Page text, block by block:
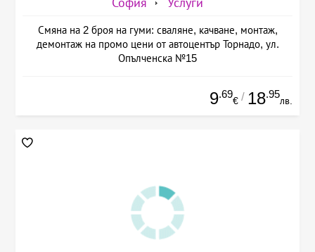
София Услуги
Смяна на 2 броя на гуми: сваляне, качване, монтаж,
демонтаж на промо цени от автоцентър Торнадо, ул.
Опълченска №15
9.69
€ / 18.95
лв.